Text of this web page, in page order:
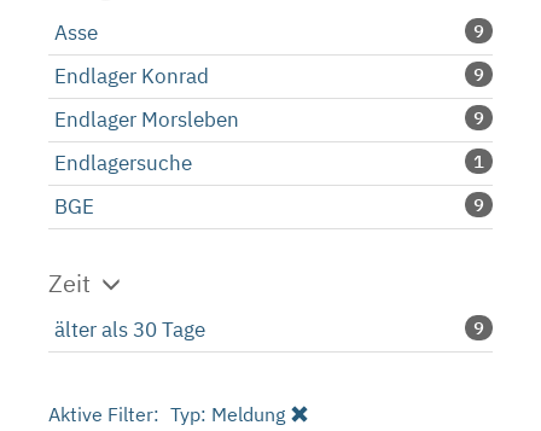
Asse 9
Endlager Konrad 9
Endlager Morsleben 9
Endlagersuche 1
BGE 9
Zeit
älter als 30 Tage 9
Aktive Filter: Typ: Meldung